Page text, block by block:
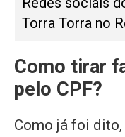
Torra Torra no
Como tirar
pelo CPF?
Como já foi